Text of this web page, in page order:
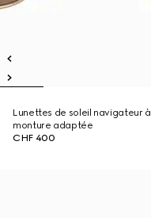
Lunettes de soleil navigateur à
monture adaptée
CHF 400